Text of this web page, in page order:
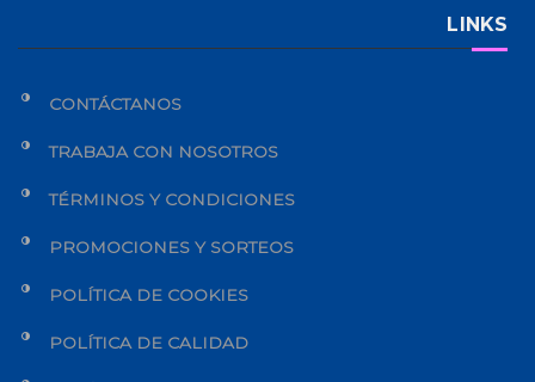
LINKS
CONTÁCTANOS
TRABAJA CON NOSOTROS
TÉRMINOS Y CONDICIONES
PROMOCIONES Y SORTEOS
POLÍTICA DE COOKIES
POLÍTICA DE CALIDAD